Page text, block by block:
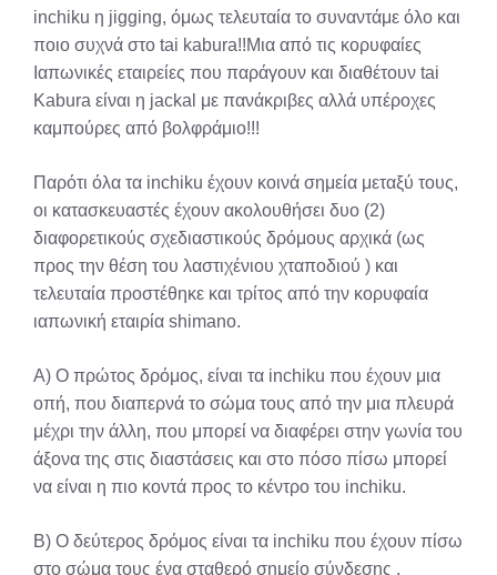
inchiku η jigging, όμως τελευταία το συναντάμε όλο και
ποιο συχνά στο tai kabura!!Μια από τις κορυφαίες
Ιαπωνικές εταιρείες που παράγουν και διαθέτουν tai
Kabura είναι η jackal με πανάκριβες αλλά υπέροχες
καμπούρες από βολφράμιο!!!
Παρότι όλα τα inchiku έχουν κοινά σημεία μεταξύ τους,
οι κατασκευαστές έχουν ακολουθήσει δυο (2)
διαφορετικούς σχεδιαστικούς δρόμους αρχικά (ως
προς την θέση του λαστιχένιου χταποδιού ) και
τελευταία προστέθηκε και τρίτος από την κορυφαία
ιαπωνική εταιρία shimano.
Α) Ο πρώτος δρόμος, είναι τα inchiku που έχουν μια
οπή, που διαπερνά το σώμα τους από την μια πλευρά
μέχρι την άλλη, που μπορεί να διαφέρει στην γωνία του
άξονα της στις διαστάσεις και στο πόσο πίσω μπορεί
να είναι η πιο κοντά προς το κέντρο του inchiku.
Β) O δεύτερος δρόμος είναι τα inchiku που έχουν πίσω
στο σώμα τους ένα σταθερό σημείο σύνδεσης .